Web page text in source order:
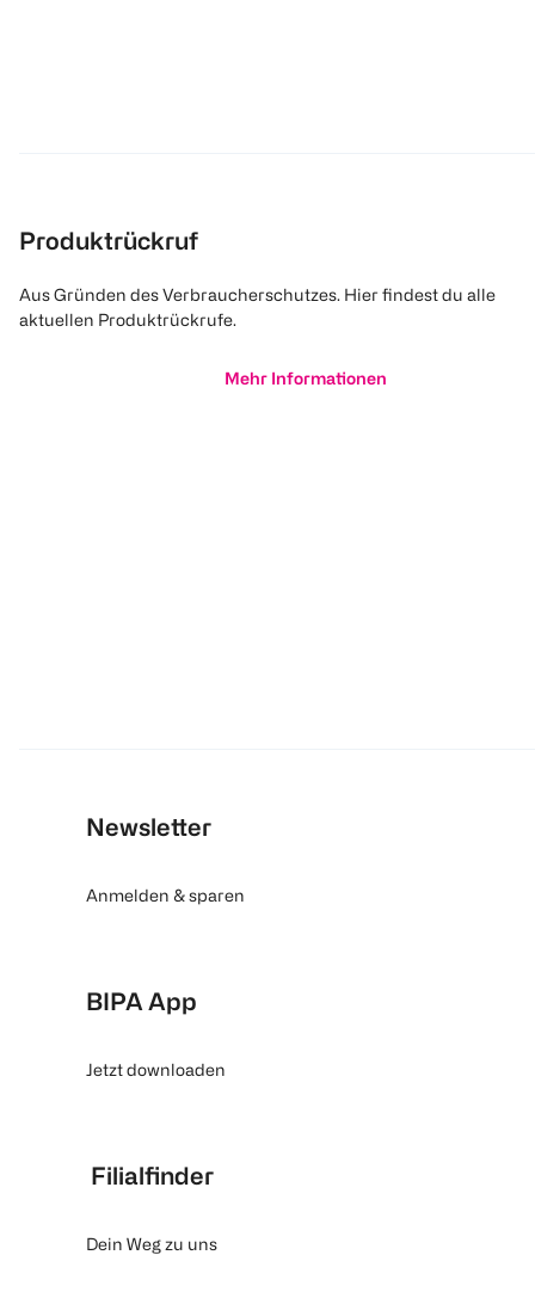
Produktrückruf
Aus Gründen des Verbraucherschutzes. Hier findest du alle
aktuellen Produktrückrufe.
Mehr Informationen
Newsletter
Anmelden & sparen
BIPA App
Jetzt downloaden
Filialfinder
Dein Weg zu uns